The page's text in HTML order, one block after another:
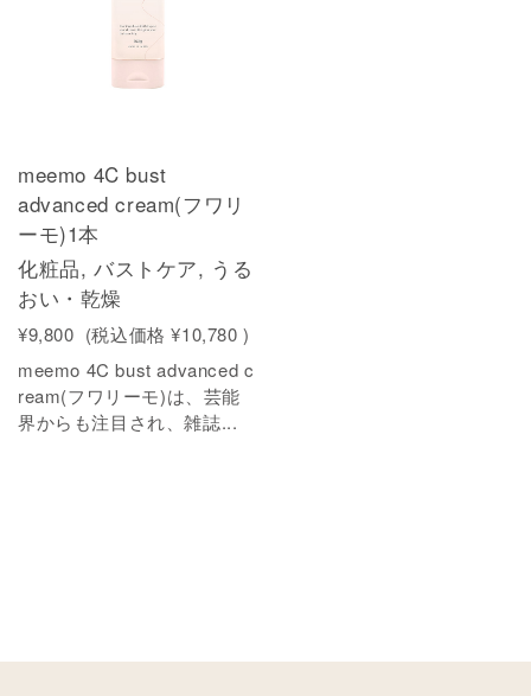
meemo 4C bust
advanced cream(フワリ
ーモ)1本
化粧品, バストケア, うる
おい・乾燥
¥9,800 (税込価格 ¥10,780 )
meemo 4C bust advanced c
ream(フワリーモ)は、芸能
界からも注目され、雑誌...